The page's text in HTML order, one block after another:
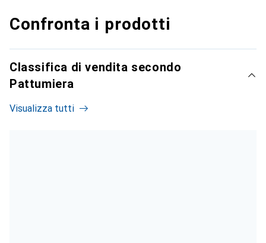
Confronta i prodotti
Classifica di vendita secondo
Pattumiera
Visualizza tutti